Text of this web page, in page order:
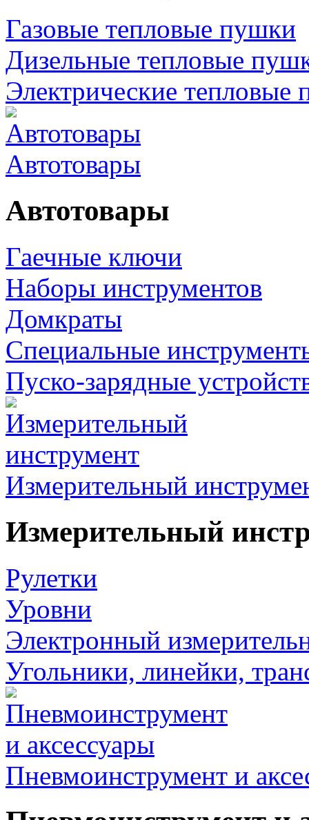
Газовые тепловые пушки
Дизельные тепловые
Электрические тепловые
Автотовары
Автотовары
Гаечные ключи
Наборы инструментов
Домкраты
Специальные
Пуско-зарядные
Измерительный
Измерительный
Рулетки
Уровни
Электронный
Угольники, линейки,
Пневмоинструмент и